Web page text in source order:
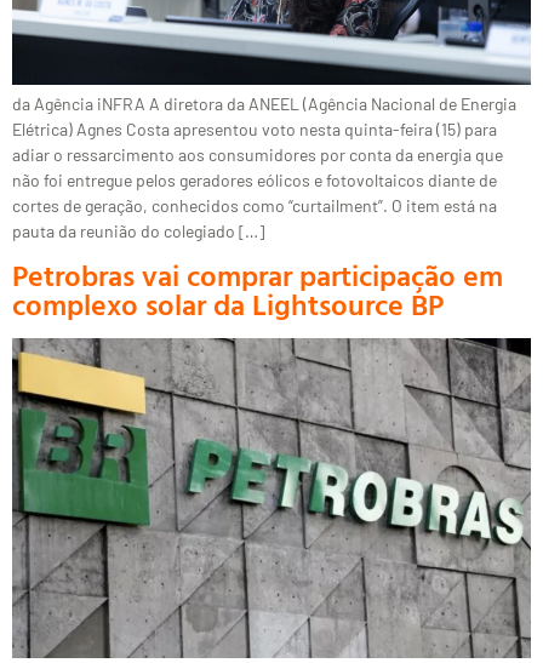
da Agência iNFRA A diretora da ANEEL (Agência Nacional de Energia
Elétrica) Agnes Costa apresentou voto nesta quinta-feira (15) para
adiar o ressarcimento aos consumidores por conta da energia que
não foi entregue pelos geradores eólicos e fotovoltaicos diante de
cortes de geração, conhecidos como “curtailment”. O item está na
pauta da reunião do colegiado […]
Petrobras vai comprar participação em
complexo solar da Lightsource BP